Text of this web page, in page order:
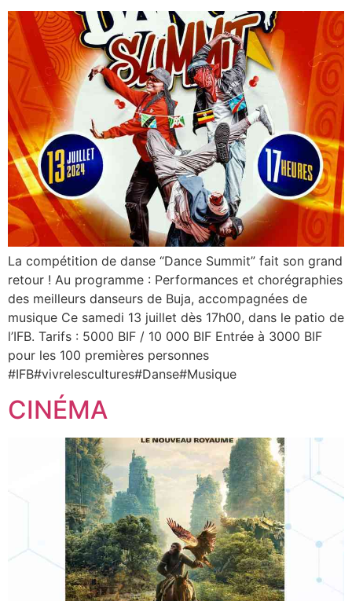
La compétition de danse “Dance Summit” fait son grand
retour ! Au programme : Performances et chorégraphies
des meilleurs danseurs de Buja, accompagnées de
musique Ce samedi 13 juillet dès 17h00, dans le patio de
l’IFB. Tarifs : 5000 BIF / 10 000 BIF Entrée à 3000 BIF
pour les 100 premières personnes
#IFB#vivrelescultures#Danse#Musique
CINÉMA